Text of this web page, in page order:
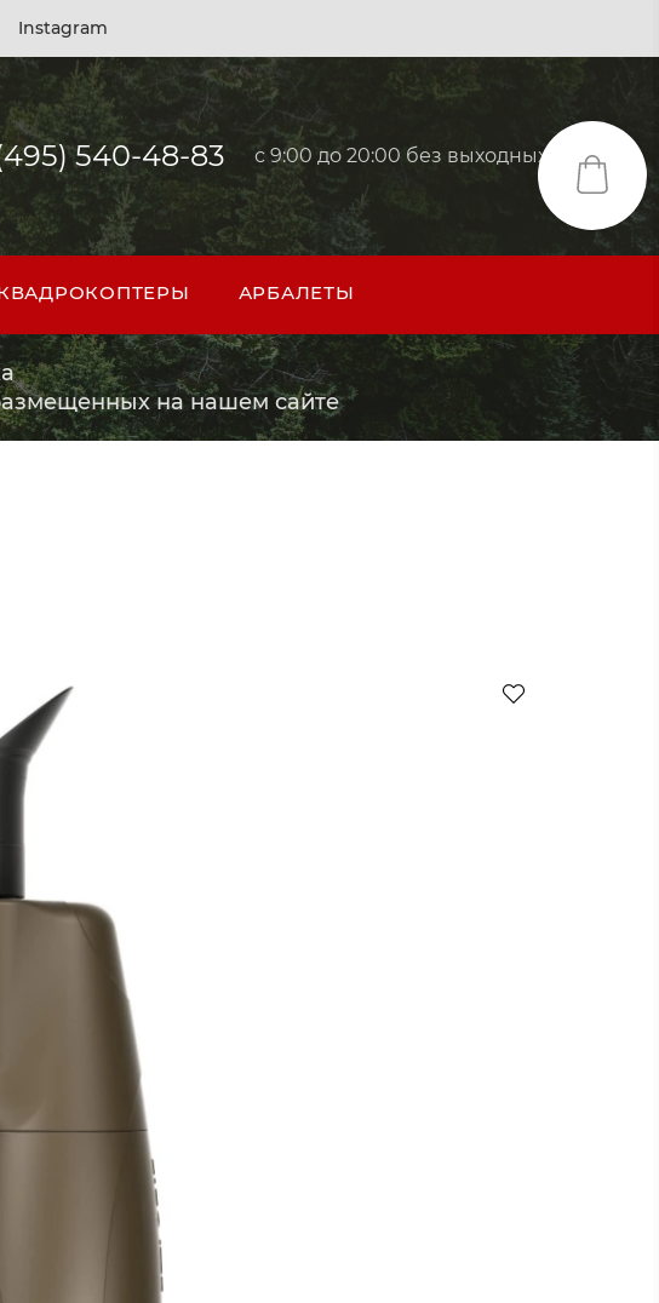
Instagram
540-48-83 с 9:00 до 20:00 без выходных
АРБАЛЕТЫ
на нашем сайте